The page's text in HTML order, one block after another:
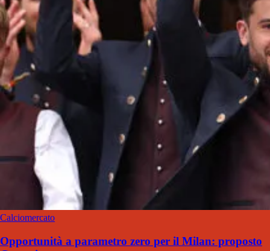
Calciomercato
Opportunità a parametro zero per il Milan: proposto